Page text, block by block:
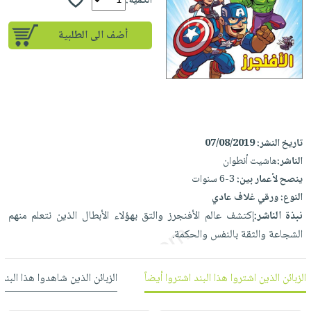
إختياراتنا
كتب
أكاديمية
صندوق
books
iKitab
بلا
حدود
أسئلة
تحميل
iKitab
على
Android
تحميل
iKitab
على
Apple
أسئلة
يتكرر
طرحها
تحميل
تحميل
masmu3
على
Apple
المواضيع
الأكثر
مبيعاً
إختياراتنا
صندوق
القراءة
جوائز
تعليمية
الصحة
والعناية
الكل
أجهزة
العناية
الشخصية
العناية
وتصفيف
الشعر
العناية
بالجسم
المطبخ
والسفرة
جديد
الكل
أدوات
الهدايا
أقسام
أضف الى الطلبية
تاريخ النشر:07/08/2019
الناشر:هاشيت أنطوان
ينصح لأعمار بين:3-6 سنوات
النوع:ورقي غلاف عادي
نبذة الناشر:إكتشف عالم الأفنجرز والتق بهؤلاء الأبطال الذين نتعلم منهم
الشجاعة والثقة بالنفس والحكمة.
الزبائن الذين اشتروا هذا البند اشتروا أيضاً الزبائن الذين شاهدوا هذا